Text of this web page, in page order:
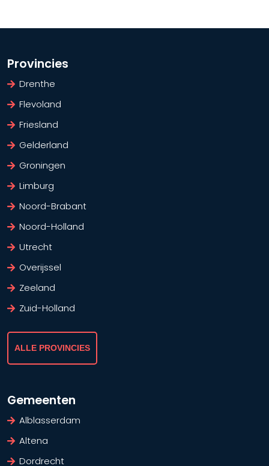
Provincies
Drenthe
Flevoland
Friesland
Gelderland
Groningen
Limburg
Noord-Brabant
Noord-Holland
Utrecht
Overijssel
Zeeland
Zuid-Holland
ALLE PROVINCIES
Gemeenten
Alblasserdam
Altena
Dordrecht